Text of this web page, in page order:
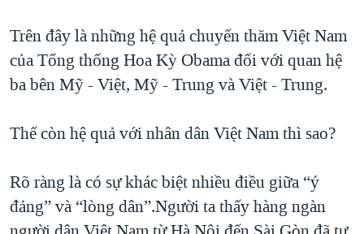
Trên đây là những hệ quả chuyến thăm Việt Nam
của Tổng thống Hoa Kỳ Obama đối với quan hệ
ba bên Mỹ - Việt, Mỹ - Trung và Việt - Trung.
Thế còn hệ quả với nhân dân Việt Nam thì sao?
Rõ ràng là có sự khác biệt nhiều điều giữa “ý
đảng” và “lòng dân”.Người ta thấy hàng ngàn